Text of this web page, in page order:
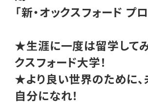
「新・オックスフォード プロ
★生涯に一度は留学してみ
クスフォード大学！
★より良い世界のために、
自分になれ！